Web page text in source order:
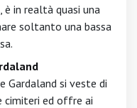
è in realtà quasi una
soltanto una bassa
si veste di
cimiteri ed offre ai